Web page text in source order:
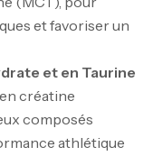
et favoriser un
et en Taurine
créatine
composés
athlétique